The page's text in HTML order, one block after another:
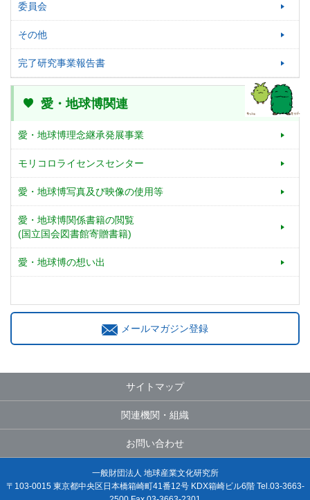
委員会
その他
完了研究事業報告書
愛・地球博関連
愛・地球博理念継承発展事業
モリコロライセンスセンター
愛・地球博写真及び映像の使用等
愛・地球博関係書籍の閲覧
(国立国会図書館寄贈書籍)
愛・地球博の想い出
メールマガジン登録
サイトマップ
関連機関・組織
お問い合わせ
一般財団法人 地球産業文化研究所
〒103-0015 東京都中央区日本橋箱崎町41番12号 KDX箱崎ビル6階 Tel.03-3663-